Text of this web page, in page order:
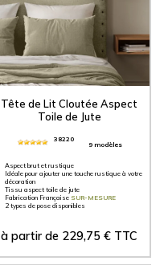
Tête de Lit Cloutée Aspect
Toile de Jute
38220
9 modèles
Aspect brut et rustique
Idéale pour ajouter une touche rustique à votre
décoration
Tissu aspect toile de jute
Fabrication Française SUR-MESURE
2 types de pose disponibles
à partir de 229,75€ TTC